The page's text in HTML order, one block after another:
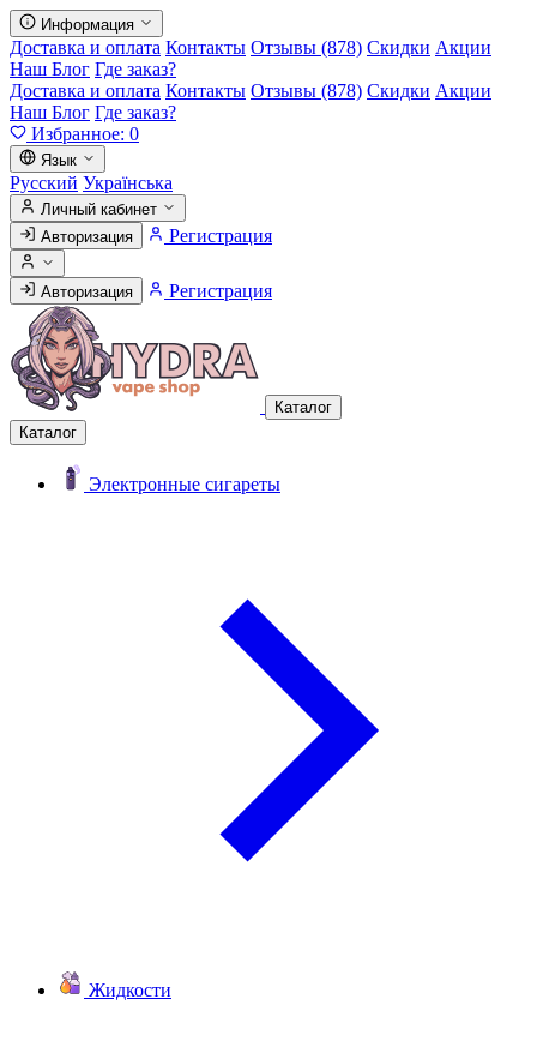
Информация
Доставка и оплата Контакты Отзывы (878) Скидки Акции
Наш Блог Где заказ?
Доставка и оплата Контакты Отзывы (878) Скидки Акции
Наш Блог Где заказ?
Избранное: 0
Язык
Русский Українська
Личный кабинет
Авторизация
Регистрация
Авторизация Регистрация
Каталог
Каталог
Электронные сигареты
Жидкости